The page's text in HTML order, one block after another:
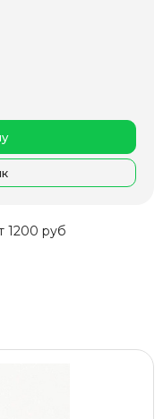
1200 руб